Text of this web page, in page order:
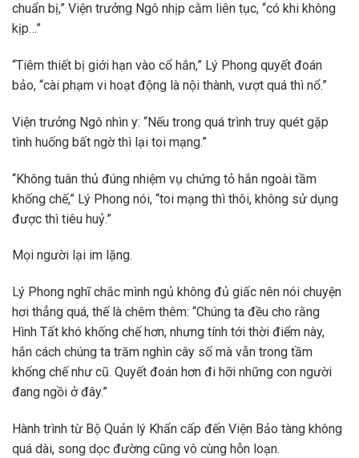
chuẩn bị,” Viện trưởng Ngô nhịp cằm liên tục, “có khi không
kịp…”
“Tiêm thiết bị giới hạn vào cổ hắn,” Lý Phong quyết đoán
bảo, “cài phạm vi hoạt động là nội thành, vượt quá thì nổ.”
Viện trưởng Ngô nhìn y: “Nếu trong quá trình truy quét gặp
tình huống bất ngờ thì lại toi mạng.”
“Không tuân thủ đúng nhiệm vụ chứng tỏ hắn ngoài tầm
khống chế,” Lý Phong nói, “toi mạng thì thôi, không sử dụng
được thì tiêu huỷ.”
Mọi người lại im lặng.
Lý Phong nghĩ chắc mình ngủ không đủ giấc nên nói chuyện
hơi thẳng quá, thế là chêm thêm: “Chúng ta đều cho rằng
Hình Tất khó khống chế hơn, nhưng tính tới thời điểm này,
hắn cách chúng ta trăm nghìn cây số mà vẫn trong tầm
khống chế như cũ. Quyết đoán hơn đi hỡi những con người
đang ngồi ở đây.”
Hành trình từ Bộ Quản lý Khẩn cấp đến Viện Bảo tàng không
quá dài, song dọc đường cũng vô cùng hỗn loạn.